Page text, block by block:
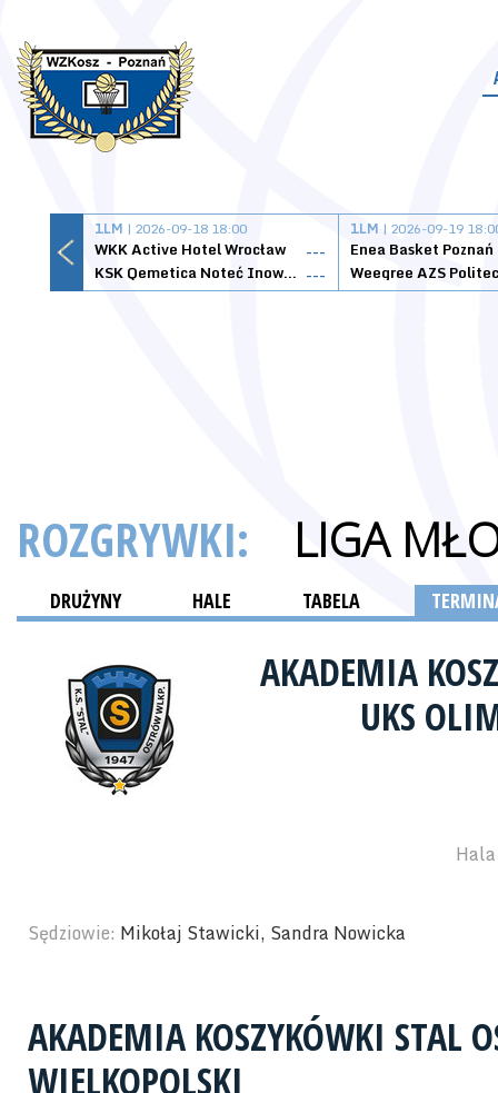
1LM | 2026-09-18 18:00
WKK Active Hotel Wrocław
---
KSK Qemetica Noteć Inowrocław ---
1LM | 2026-09-19
Enea Basket Poznań
ROZGRYWKI: LIGA
DRUŻYNY HALE TABELA
AKADEMIA
UKS
Sędziowie: Mikołaj Stawicki, Sandra Nowicka
AKADEMIA KOSZYKÓWKI STAL
WIELKOPOLSKI